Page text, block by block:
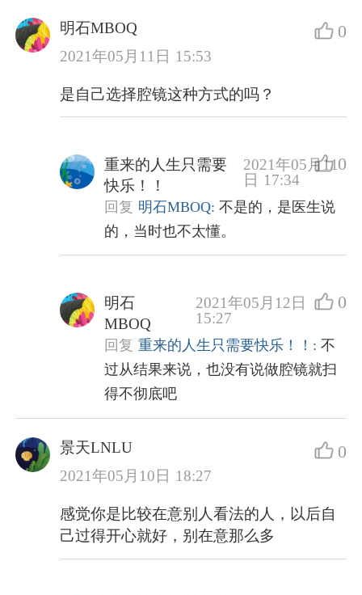
明石MBOQ
2021年05月11日 15:53
0
是自己选择腔镜这种方式的吗？
重来的人生只需要
快乐！！
2021年05月11
日 17:34
0
回复 明石MBOQ: 不是的，是医生说
的，当时也不太懂。
明石
MBOQ
2021年05月12日
15:27
0
回复 重来的人生只需要快乐！！: 不
过从结果来说，也没有说做腔镜就扫
得不彻底吧
景天LNLU
2021年05月10日 18:27
0
感觉你是比较在意别人看法的人，以后自
己过得开心就好，别在意那么多